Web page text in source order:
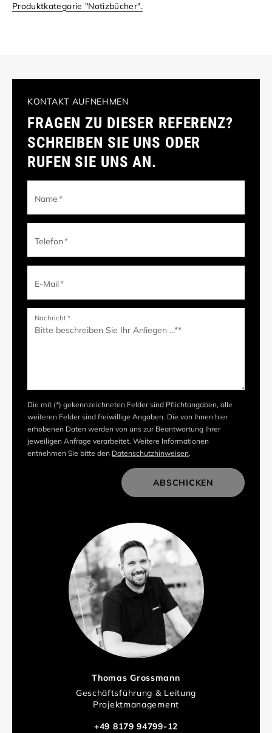
Produktkategorie "Notizbücher".
Thomas Grossmann
Geschäftsführung & Leitung
Projektmanagement
+49 8179 94799-12
KONTAKT AUFNEHMEN
FRAGEN ZU DIESER REFERENZ?
SCHREIBEN SIE UNS ODER
RUFEN SIE UNS AN.
Name*
Telefon*
E-Mail*
Nachricht*
Die mit (*) gekennzeichneten Felder sind Pflichtangaben, alle
weiteren Felder sind freiwillige Angaben. Die von Ihnen hier
erhobenen Daten werden von uns zur Beantwortung Ihrer
jeweiligen Anfrage verarbeitet. Weitere Informationen
entnehmen Sie bitte den Datenschutzhinweisen.
ABSCHICKEN